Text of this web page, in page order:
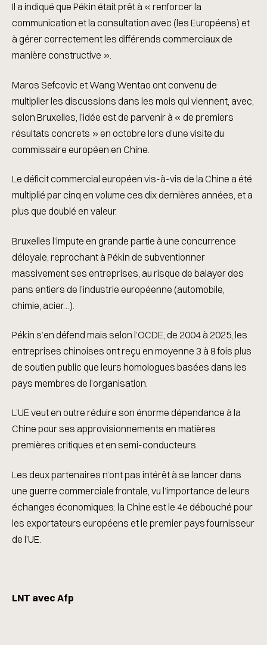
Il a indiqué que Pékin était prêt à « renforcer la
communication et la consultation avec (les Européens) et
à gérer correctement les différends commerciaux de
manière constructive ».
Maros Sefcovic et Wang Wentao ont convenu de
multiplier les discussions dans les mois qui viennent, avec,
selon Bruxelles, l’idée est de parvenir à « de premiers
résultats concrets » en octobre lors d’une visite du
commissaire européen en Chine.
Le déficit commercial européen vis-à-vis de la Chine a été
multiplié par cinq en volume ces dix dernières années, et a
plus que doublé en valeur.
Bruxelles l’impute en grande partie à une concurrence
déloyale, reprochant à Pékin de subventionner
massivement ses entreprises, au risque de balayer des
pans entiers de l’industrie européenne (automobile,
chimie, acier…).
Pékin s’en défend mais selon l’OCDE, de 2004 à 2025, les
entreprises chinoises ont reçu en moyenne 3 à 8 fois plus
de soutien public que leurs homologues basées dans les
pays membres de l’organisation.
L’UE veut en outre réduire son énorme dépendance à la
Chine pour ses approvisionnements en matières
premières critiques et en semi-conducteurs.
Les deux partenaires n’ont pas intérêt à se lancer dans
une guerre commerciale frontale, vu l’importance de leurs
échanges économiques: la Chine est le 4e débouché pour
les exportateurs européens et le premier pays fournisseur
de l’UE.
LNT avec Afp